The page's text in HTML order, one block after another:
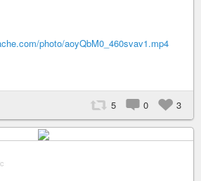
photo/aoyQbM0_460svav1.mp4
5 0 3